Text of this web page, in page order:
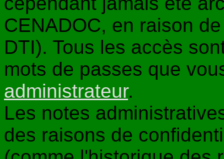
CENADOC, en raison
DTI). Tous les accès
mots de passes que
administrateur.
Les notes
des raisons de